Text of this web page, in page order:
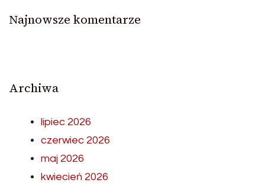
Najnowsze komentarze
Archiwa
lipiec 2026
czerwiec 2026
maj 2026
kwiecień 2026